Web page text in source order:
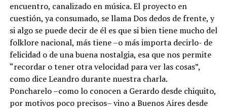
encuentro, canalizado en música. El proyecto en
cuestión, ya consumado, se llama Dos dedos de frente, y
si algo se puede decir de él es que si bien tiene mucho del
folklore nacional, más tiene –o más importa decirlo- de
felicidad o de una buena nostalgia, esa que nos permite
“recordar o tener otra velocidad para ver las cosas”,
como dice Leandro durante nuestra charla.
Poncharelo –como lo conocen a Gerardo desde chiquito,
por motivos poco precisos– vino a Buenos Aires desde